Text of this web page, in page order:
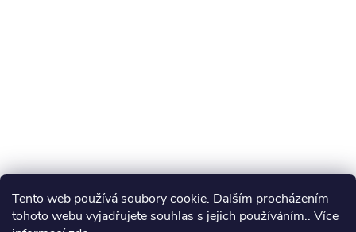
Tento web používá soubory cookie. Dalším procházením
tohoto webu vyjadřujete souhlas s jejich používáním.. Více